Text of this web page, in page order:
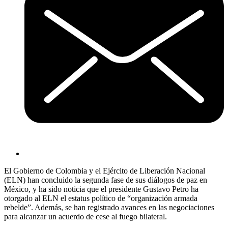
El Gobierno de Colombia y el Ejército de Liberación Nacional
(ELN) han concluido la segunda fase de sus diálogos de paz en
México, y ha sido noticia que el presidente Gustavo Petro ha
otorgado al ELN el estatus político de “organización armada
rebelde”. Además, se han registrado avances en las negociaciones
para alcanzar un acuerdo de cese al fuego bilateral.